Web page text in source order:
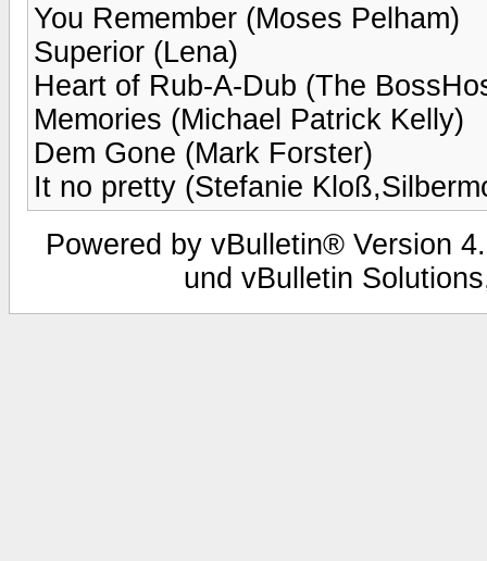
You Remember (Moses Pelham)
Superior (Lena)
Heart of Rub-A-Dub (The
Memories (Michael Patrick Kelly)
Dem Gone (Mark Forster)
It no pretty (Stefanie
Powered by vBulletin® Version
und vBulletin